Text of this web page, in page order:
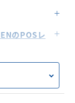
のPOSレ
定して店舗